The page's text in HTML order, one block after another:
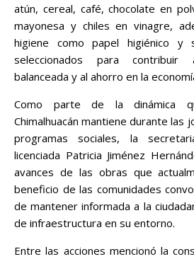
atún, cereal, café, chocolate en
mayonesa y chiles en vinagre,
higiene como papel higiénico y
seleccionados para contribuir
balanceada y al ahorro en la
Como parte de la dinámica
Chimalhuacán mantiene durante las
programas sociales, la
licenciada Patricia Jiménez
avances de las obras que
beneficio de las comunidades
de mantener informada a la
de infraestructura en su entorno.
Entre las acciones mencionó la